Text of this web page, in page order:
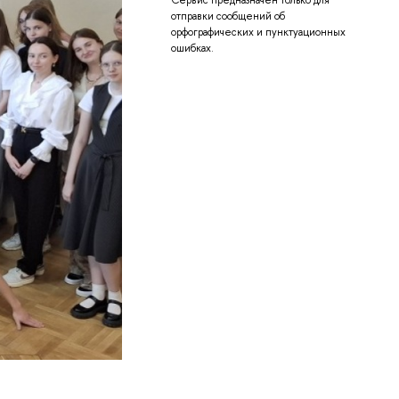
отправки сообщений об
орфографических и пунктуационных
ошибках.